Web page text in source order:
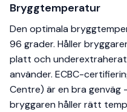
Bryggtemperatur
Den optimala
96 grader. Håller
platt och
använder. ECBC-
Centre) är en bra
bryggaren håller rätt